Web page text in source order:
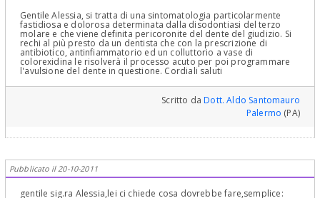
Gentile Alessia, si tratta di una sintomatologia particolarmente
fastidiosa e dolorosa determinata dalla disodontiasi del terzo
molare e che viene definita pericoronite del dente del giudizio. Si
rechi al più presto da un dentista che con la prescrizione di
antibiotico, antinfiammatorio ed un colluttorio a vase di
colorexidina le risolverà il processo acuto per poi programmare
l'avulsione del dente in questione. Cordiali saluti
Scritto daDott. Aldo Santomauro
Palermo (PA)
Pubblicato il 20-10-2011
gentile sig.ra Alessia,lei ci chiede cosa dovrebbe fare,semplice: